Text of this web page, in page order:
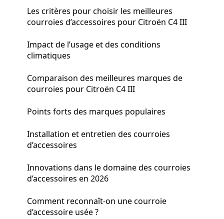
Les critères pour choisir les meilleures
courroies d’accessoires pour Citroën C4 III
Impact de l’usage et des conditions
climatiques
Comparaison des meilleures marques de
courroies pour Citroën C4 III
Points forts des marques populaires
Installation et entretien des courroies
d’accessoires
Innovations dans le domaine des courroies
d’accessoires en 2026
Comment reconnaît-on une courroie
d’accessoire usée ?